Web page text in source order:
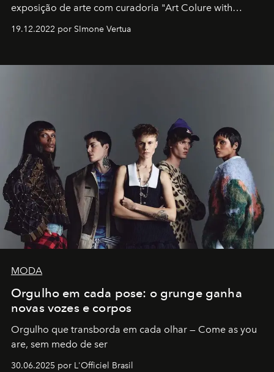
exposição de arte com curadoria "Art Colure with
19.12.2022 por SImone Vertua
MODA
Orgulho em cada pose: o grunge ganha
novas vozes e corpos
Orgulho que transborda em cada olhar — Come as you
are, sem medo de ser
30.06.2025 por L'Officiel Brasil